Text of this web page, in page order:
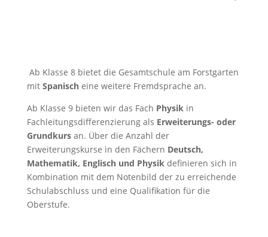
Ab Klasse 8 bietet die Gesamtschule am Forstgarten
mit Spanischeine weitere Fremdsprache an.
Ab Klasse 9 bieten wir das Fach Physikin
Fachleitungsdifferenzierung als Erweiterungs- oder
Grundkursan. Über die Anzahl der
Erweiterungskurse in den Fächern Deutsch,
Mathematik, Englisch und Physikdefinieren sich in
Kombination mit dem Notenbild der zu erreichende
Schulabschluss und eine Qualifikation für die
Oberstufe.